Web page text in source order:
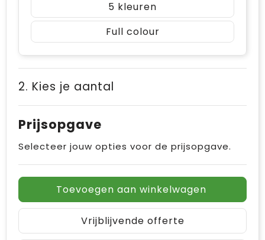
5
Full colour
2. Kies je aantal
Prijsopgave
Selecteer jouw opties voor de prijsopgave.
Toevoegen aan winkelwagen
Vrijblijvende offerte